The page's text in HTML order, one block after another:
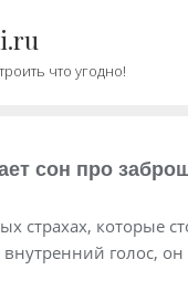
что угодно!
сон про
страхах, которые
голос, он